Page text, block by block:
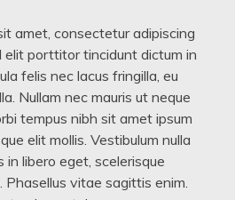
amet, consectetur adipiscing
elit porttitor tincidunt dictum in
felis nec lacus fringilla, eu
Nullam nec mauris ut neque
tempus nibh sit amet ipsum
elit mollis. Vestibulum nulla
in libero eget, scelerisque
Phasellus vitae sagittis enim.